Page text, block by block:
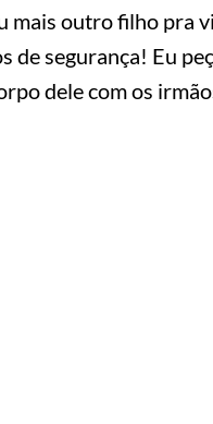
mais outro filho pra
de segurança! Eu
dele com os